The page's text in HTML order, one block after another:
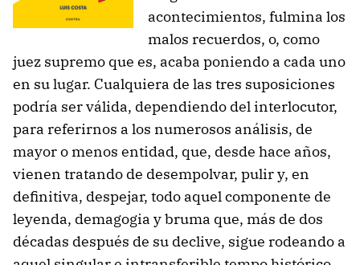
acontecimientos, fulmina los
malos recuerdos, o, como
juez supremo que es, acaba poniendo a cada uno
en su lugar. Cualquiera de las tres suposiciones
podría ser válida, dependiendo del interlocutor,
para referirnos a los numerosos análisis, de
mayor o menos entidad, que, desde hace años,
vienen tratando de desempolvar, pulir y, en
definitiva, despejar, todo aquel componente de
leyenda, demagogia y bruma que, más de dos
décadas después de su declive, sigue rodeando a